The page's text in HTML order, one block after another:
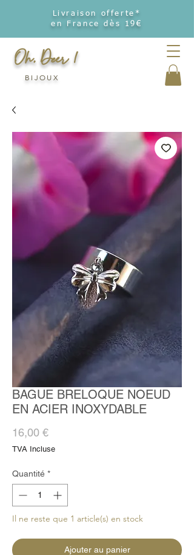
Livraison offerte*
en France dès 19€
Oh, Deer !
BIJOUX
BAGUE BRELOQUE NOEUD
EN ACIER INOXYDABLE
16,00 €Prix
TVA Incluse
Quantité *
Il ne reste que 1 article(s) en stock
Ajouter au panier